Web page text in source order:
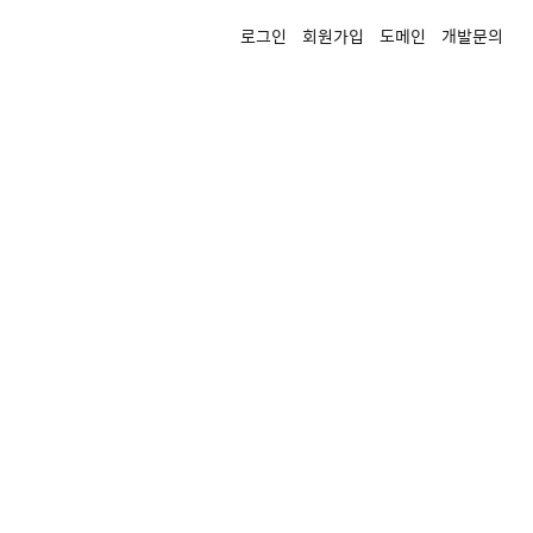
로그인 회원가입 도메인 개발문의